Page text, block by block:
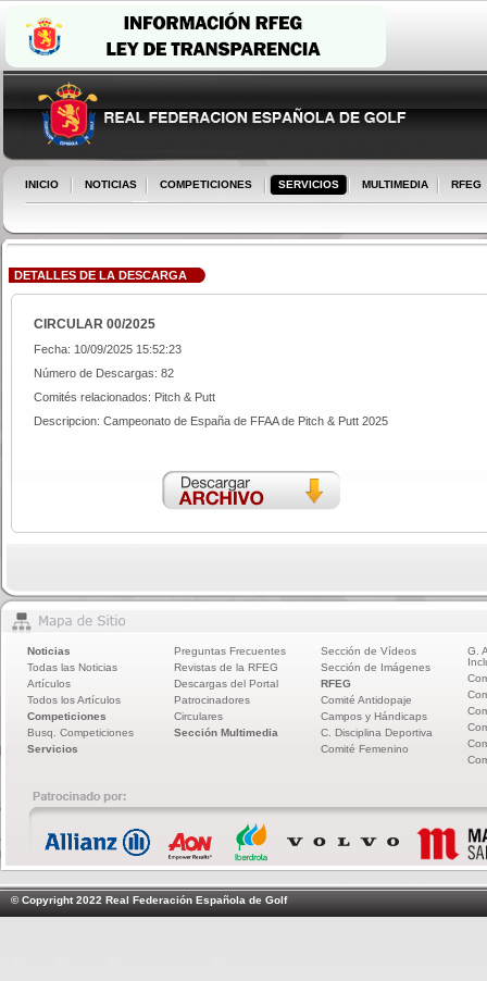
INICIO NOTICIAS COMPETICIONES SERVICIOS MULTIMEDIA RFEG
DETALLES DE LA DESCARGA
CIRCULAR 00/2025
Fecha: 10/09/2025 15:52:23
Número de Descargas: 82
Comités relacionados: Pitch & Putt
Descripcion: Campeonato de España de FFAA de Pitch & Putt 2025
Noticias
Todas las Noticias
Artículos
Todos los Artículos
Competiciones
Busq. Competiciones
Servicios
Preguntas Frecuentes
Revistas de la RFEG
Descargas del Portal
Patrocinadores
Circulares
Sección Multimedia
Sección de Vídeos
Sección de Imágenes
RFEG
Comité Antidopaje
Campos y Hándicaps
C. Disciplina Deportiva
Comité Femenino
G.
© Copyright 2022 Real Federación Española de Golf